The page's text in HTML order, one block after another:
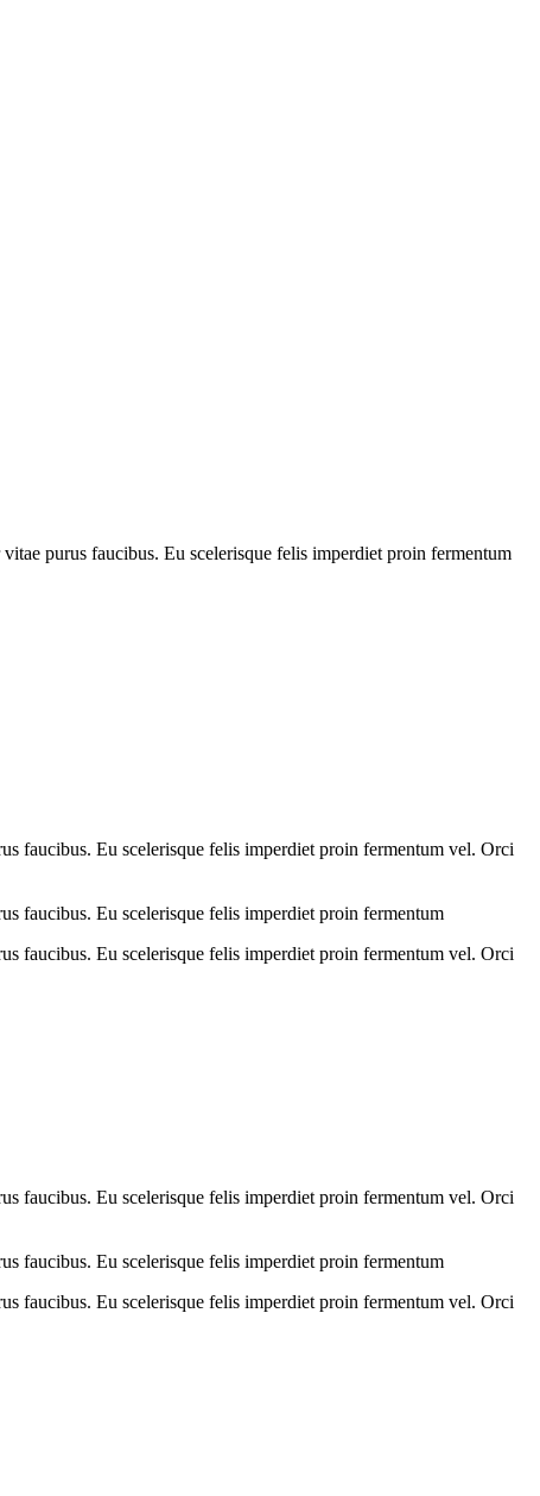
purus faucibus. Eu scelerisque felis imperdiet proin fermentum
faucibus. Eu scelerisque felis imperdiet proin fermentum vel. Orci
faucibus. Eu scelerisque felis imperdiet proin fermentum
faucibus. Eu scelerisque felis imperdiet proin fermentum vel. Orci
faucibus. Eu scelerisque felis imperdiet proin fermentum vel. Orci
faucibus. Eu scelerisque felis imperdiet proin fermentum
faucibus. Eu scelerisque felis imperdiet proin fermentum vel. Orci